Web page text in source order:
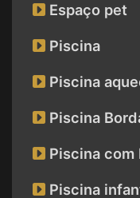
Espaço pet
Piscina
Piscina
Piscina
Piscina com
Piscina